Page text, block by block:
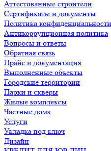
Аттестованные строители
Сертификаты и документы
Политика конфиденциальности
Антикоррупционная политика
Вопросы и ответы
Обратная связь
Прайс и документация
Выполненные объекты
Городские территории
Парки и скверы
Жилые комплексы
Частные дома
Услуги
Укладка под ключ
Дизайн